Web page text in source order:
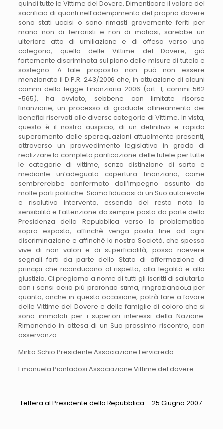
quindi tutte le Vittime del Dovere. Dimenticare il valore del
sacrificio di quanti nell’adempimento del proprio dovere
sono stati uccisi o sono rimasti gravemente feriti per
mano non di terroristi e non di mafiosi, sarebbe un
ulteriore atto di umiliazione e di offesa verso una
categoria, quella delle Vittime del Dovere, già
fortemente discriminata sul piano delle misure di tutela e
sostegno. A tale proposito non può non essere
menzionato il D.P.R. 243/2006 che, in attuazione di alcuni
commi della legge Finanziaria 2006 (art. 1, commi 562
-565), ha avviato, sebbene con limitate risorse
finanziarie, un processo di graduale allineamento dei
benefici riservati alle diverse categorie di Vittime. In vista,
questo è il nostro auspicio, di un definitivo e rapido
superamento delle sperequazioni attualmente presenti,
attraverso un provvedimento legislativo in grado di
realizzare la completa parificazione delle tutele per tutte
le categorie di vittime, senza distinzione di sorta e
mediante un’adeguata copertura finanziaria, come
sembrerebbe confermato dall’impegno assunto da
molte parti politiche. Siamo fiduciosi di un Suo autorevole
e risolutivo intervento, essendo del resto nota la
sensibilità e l’attenzione da sempre posta da parte della
Presidenza della Repubblica verso la problematica
sopra esposta, affinchè venga posta fine ad ogni
discriminazione e affinchè la nostra Società, che spesso
vive di non valori e di superficialità, possa ricevere
segnali forti da parte dello Stato di affermazione di
principi che riconducono al rispetto, alla legalità e alla
giustizia. Ci pregiamo a nome di tutti gli iscritti di salutarLa
con i sensi della più profonda stima, ringraziandoLa per
quanto, anche in questa occasione, potrà fare a favore
delle Vittime del Dovere e delle famiglie di coloro che si
sono immolati per i superiori interessi della Nazione.
Rimanendo in attesa di un Suo prossimo riscontro, con
osservanza.
Mirko Schio Presidente Associazione Fervicredo
Emanuela Piantadosi Associazione Vittime del dovere
Lettera al Presidente della Repubblica – 25 Giugno 2007